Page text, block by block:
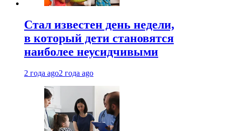
Стал известен день недели,
в который дети становятся
наиболее неусидчивыми
2 года ago2 года ago